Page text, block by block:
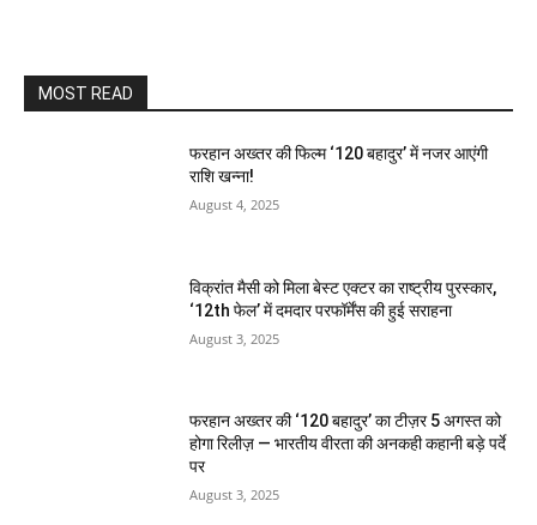
MOST READ
फरहान अख्तर की फिल्म ‘120 बहादुर’ में नजर आएंगी
राशि खन्ना!
August 4, 2025
विक्रांत मैसी को मिला बेस्ट एक्टर का राष्ट्रीय पुरस्कार,
‘12th फेल’ में दमदार परफॉर्मेंस की हुई सराहना
August 3, 2025
फरहान अख्तर की ‘120 बहादुर’ का टीज़र 5 अगस्त को
होगा रिलीज़ — भारतीय वीरता की अनकही कहानी बड़े पर्दे
पर
August 3, 2025